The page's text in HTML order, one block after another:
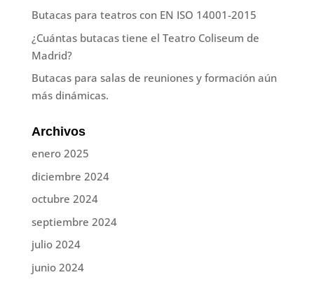
Butacas para teatros con EN ISO 14001-2015
¿Cuántas butacas tiene el Teatro Coliseum de
Madrid?
Butacas para salas de reuniones y formación aún
más dinámicas.
Archivos
enero 2025
diciembre 2024
octubre 2024
septiembre 2024
julio 2024
junio 2024